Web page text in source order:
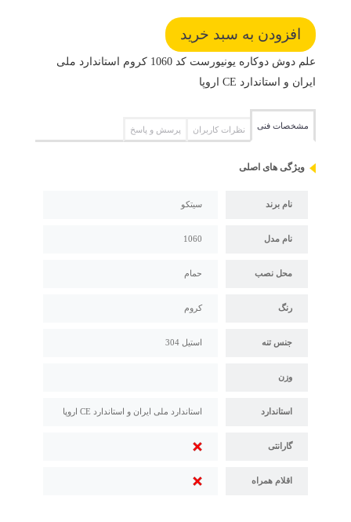
علم دوش دوکاره یونیورست کد 1060 کروم استاندارد ملی
ایران و استاندارد CE اروپا
مشخصات فنی نظرات کاربران پرسش و پاسخ
ویژگی های اصلی
نام برند سیتکو
نام مدل 1060
محل نصب حمام
رنگ کروم
جنس تنه استیل 304
وزن
استاندارد استاندارد ملی ایران و استاندارد CE اروپا
گارانتی
اقلام همراه